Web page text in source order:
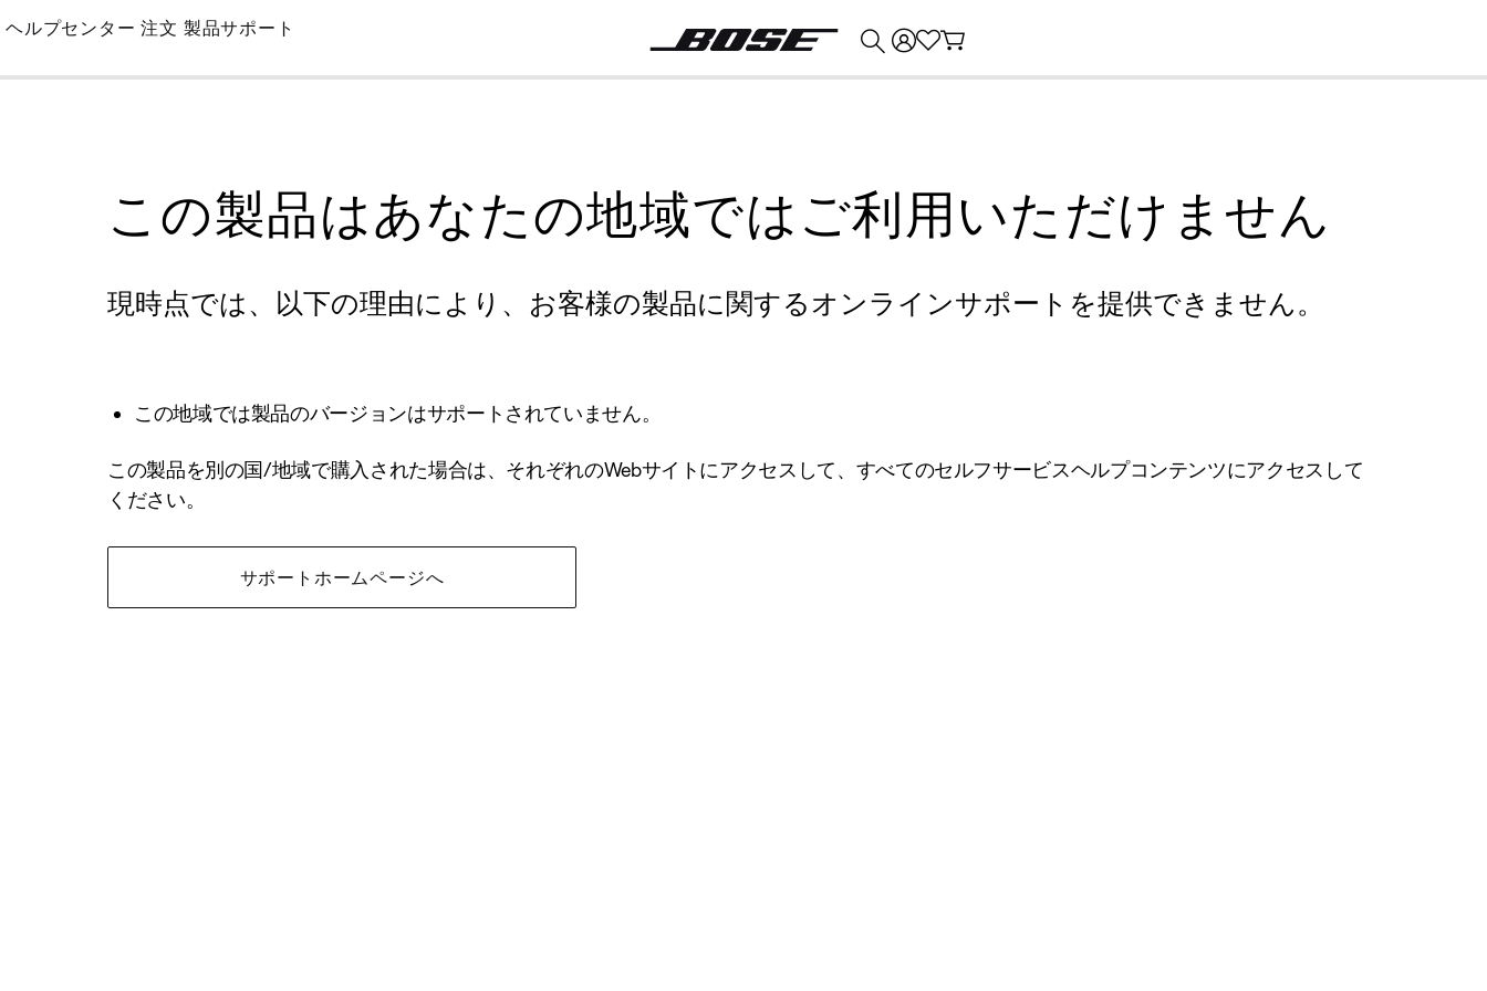
Skip
Main
ヘルプセンター 注文 製品サポート
この製品はあなたの地域ではご利用いただけません
現時点では、以下の理由により、お客様の製品に関するオンラインサポートを提供できません。
この地域では製品のバージョンはサポートされていません。
この製品を別の国/地域で購入された場合は、それぞれのWebサイトにアクセスして、すべてのセルフサービスヘルプコンテンツにアクセスして
ください。
サポートホームページへ